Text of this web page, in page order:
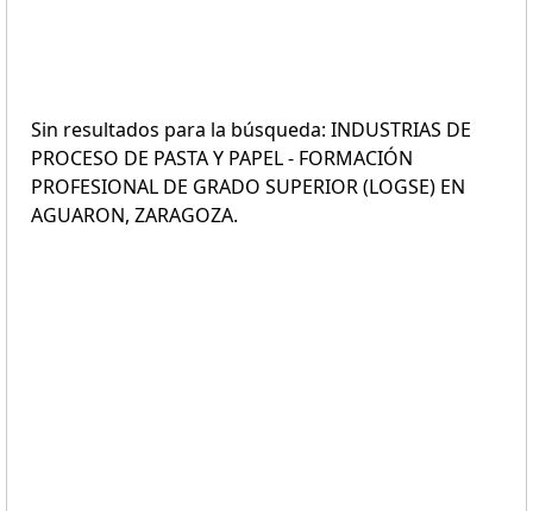
Sin resultados para la búsqueda: INDUSTRIAS DE
PROCESO DE PASTA Y PAPEL - FORMACIÓN
PROFESIONAL DE GRADO SUPERIOR (LOGSE) EN
AGUARON, ZARAGOZA.